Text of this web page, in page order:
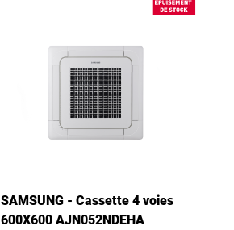
SAMSUNG - Cassette 4 voies
600X600 AJN052NDEHA